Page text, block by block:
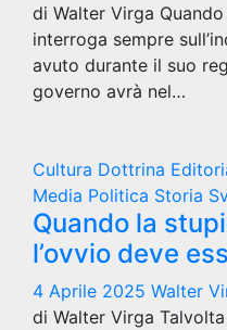
di Walter Virga
interroga sempre
avuto durante il suo
governo avrà nel…
Cultura Dottrina
Media Politica Storia
Quando la
l’ovvio deve
4 Aprile 2025 Walter
di Walter Virga